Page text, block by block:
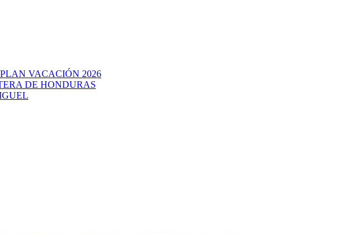
VACACIÓN 2026
DE HONDURAS